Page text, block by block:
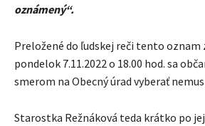
oznámený“.
Preložené do ľudskej reči tento oznam
pondelok 7.11.2022 o 18.00 hod. sa
smerom na Obecný úrad vyberať
Starostka Režnáková teda krátko po